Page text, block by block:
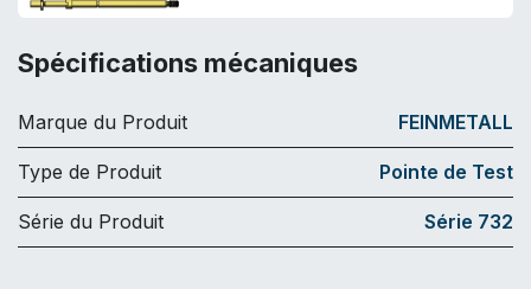
Spécifications mécaniques
Marque du Produit FEINMETALL
Type de Produit Pointe de Test
Série du Produit Série 732